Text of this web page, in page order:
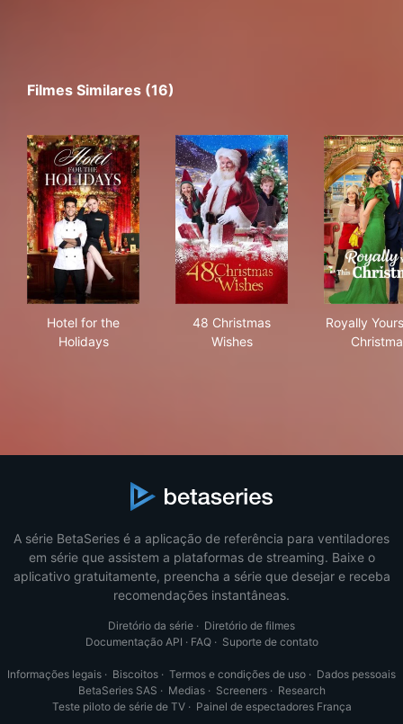
Filmes Similares (16)
Hotel for the
Holidays
48 Christmas
Wishes
Royally
A série BetaSeries é a aplicação de referência para ventiladores
em série que assistem a plataformas de streaming. Baixe o
aplicativo gratuitamente, preencha a série que desejar e receba
recomendações instantâneas.
Diretório da série · Diretório de filmes
Documentação API · FAQ· Suporte de contato
Informações legais · Biscoitos · Termos e condições de uso · Dados pessoais
BetaSeries SAS · Medias· Screeners· Research
Teste piloto de série de TV· Painel de espectadores França